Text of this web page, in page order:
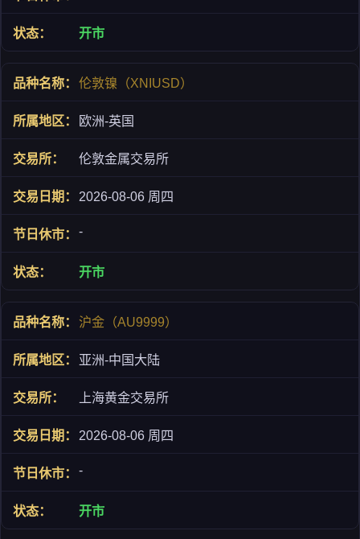
开市
伦敦镍（XNIUSD）
欧洲-英国
伦敦金属交易所
2026-08-06 周四
-
开市
沪金（AU9999）
亚洲-中国大陆
上海黄金交易所
2026-08-06 周四
-
开市